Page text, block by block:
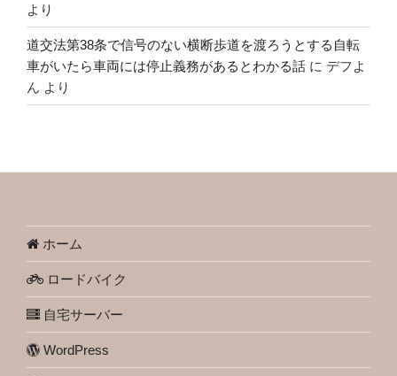
より
道交法第38条で信号のない横断歩道を渡ろうとする自転
車がいたら車両には停止義務があるとわかる話 に デフよ
ん より
ホーム
ロードバイク
自宅サーバー
WordPress